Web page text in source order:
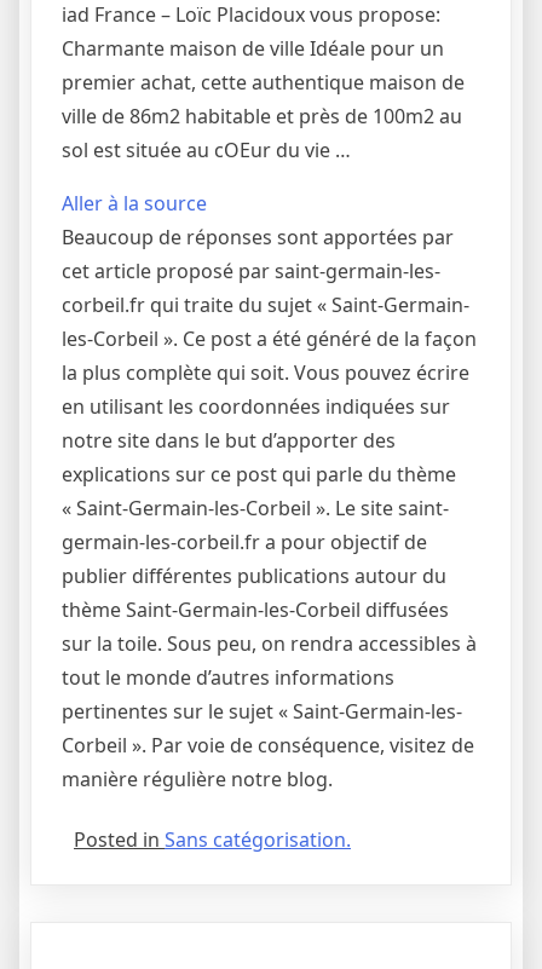
iad France – Loïc Placidoux vous propose:
Charmante maison de ville Idéale pour un
premier achat, cette authentique maison de
ville de 86m2 habitable et près de 100m2 au
sol est située au cOEur du vie …
Aller à la source
Beaucoup de réponses sont apportées par
cet article proposé par saint-germain-les-
corbeil.fr qui traite du sujet « Saint-Germain-
les-Corbeil ». Ce post a été généré de la façon
la plus complète qui soit. Vous pouvez écrire
en utilisant les coordonnées indiquées sur
notre site dans le but d’apporter des
explications sur ce post qui parle du thème
« Saint-Germain-les-Corbeil ». Le site saint-
germain-les-corbeil.fr a pour objectif de
publier différentes publications autour du
thème Saint-Germain-les-Corbeil diffusées
sur la toile. Sous peu, on rendra accessibles à
tout le monde d’autres informations
pertinentes sur le sujet « Saint-Germain-les-
Corbeil ». Par voie de conséquence, visitez de
manière régulière notre blog.
Posted in Sans catégorisation.